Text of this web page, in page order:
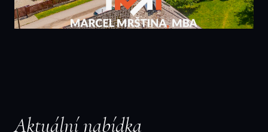
Aktuální nabídka